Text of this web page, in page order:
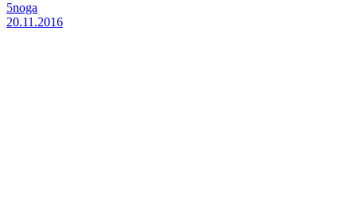
5noga
20.11.2016